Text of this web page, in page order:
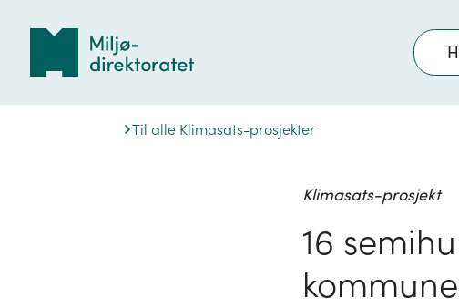
Søk
Til alle Klimasats-prosjekter
Klimasats-prosjekt
16
kommune